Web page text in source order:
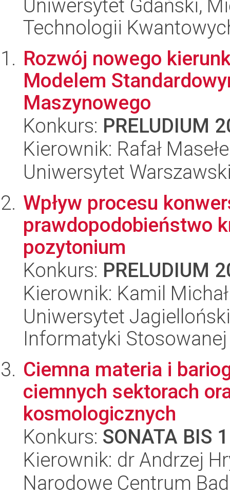
Uniwersytet Gdański,
Technologii
Rozwój nowego
Modelem
Maszynowego
Konkurs: PRELUDIUM
Kierownik: Rafał
Uniwersytet
Wpływ procesu
prawdopodobieństwo
pozytonium
Konkurs: PRELUDIUM
Kierownik: Kamil
Uniwersytet
Informatyki Stosowanej
Ciemna materia i
ciemnych sektorach
kosmologicznych
Konkurs: SONATA BIS
Kierownik: dr Andrzej
Narodowe Centrum